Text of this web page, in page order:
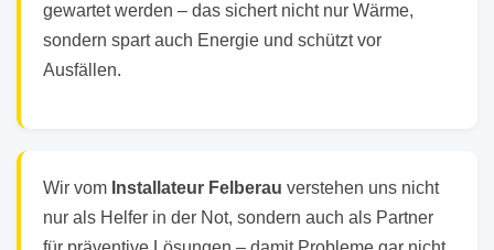
gewartet werden – das sichert nicht nur Wärme,
sondern spart auch Energie und schützt vor
Ausfällen.
Wir vom Installateur Felberau verstehen uns nicht
nur als Helfer in der Not, sondern auch als Partner